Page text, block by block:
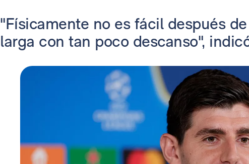
"Físicamente no es fácil después
larga con tan poco descanso",